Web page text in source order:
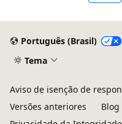
Português (Brasil)
Tema
Aviso de isenção de
Versões anteriores
Blog